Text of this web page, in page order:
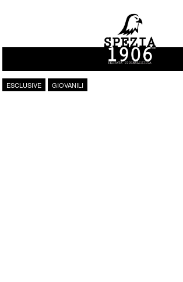
Vai al contenuto
ESCLUSIVE GIOVANILI